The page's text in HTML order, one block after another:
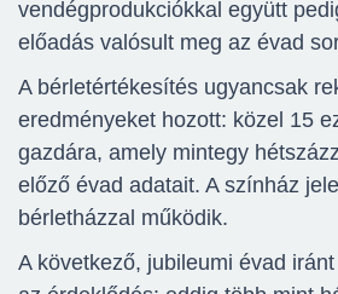
vendégprodukciókkal együtt
előadás valósult meg az évad
A bérletértékesítés ugyancsak
eredményeket hozott: közel 15
gazdára, amely mintegy
előző évad adatait. A színház
bérletházzal működik.
A következő, jubileumi évad